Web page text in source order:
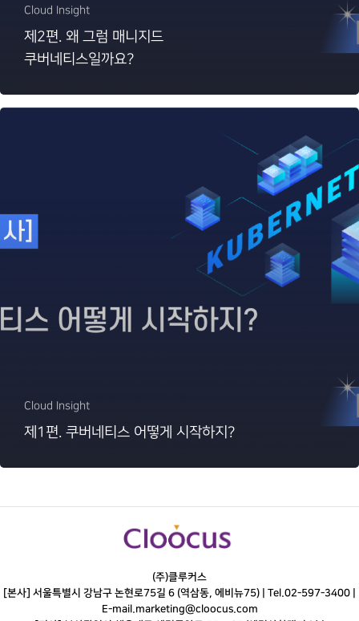
Cloud Insight
제2편. 왜 그럼 매니지드
쿠버네티스일까요?
Cloud Insight
제1편. 쿠버네티스 어떻게 시작하지?
(주)클루커스
[본사] 서울특별시 강남구 논현로75길 6 (역삼동, 에비뉴75) | Tel.02-597-3400
E-mail. marketing@cloocus.com